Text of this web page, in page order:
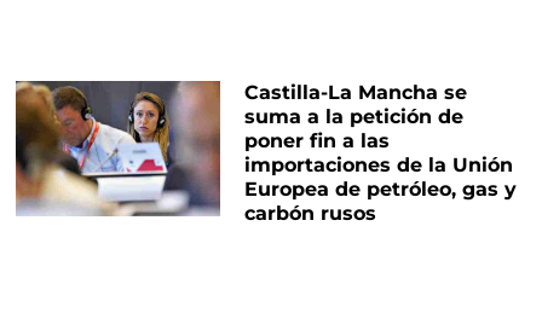
Castilla-La Mancha se
suma a la petición de
poner fin a las
importaciones de la Unión
Europea de petróleo, gas y
carbón rusos